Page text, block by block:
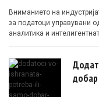
Вниманието на
за податоци управувани
аналитика и
добар